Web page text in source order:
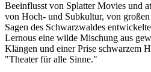
Beeinflusst von Splatter Movies und
von Hoch- und Subkultur, von
Sagen des Schwarzwaldes
Lernous eine wilde Mischung aus
Klängen und einer Prise schwarzem
"Theater für alle Sinne."